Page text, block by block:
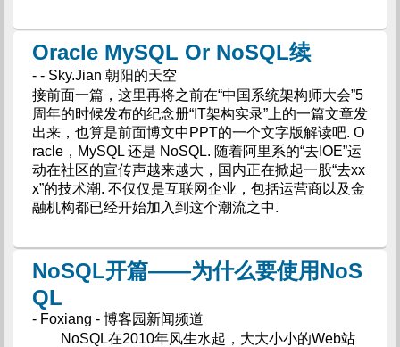
Oracle MySQL Or NoSQL续
- - Sky.Jian 朝阳的天空
接前面一篇，这里再将之前在“中国系统架构师大会”5
周年的时候发布的纪念册“IT架构实录”上的一篇文章发
出来，也算是前面博文中PPT的一个文字版解读吧. O
racle，MySQL 还是 NoSQL. 随着阿里系的“去IOE”运
动在社区的宣传声越来越大，国内正在掀起一股“去xx
x”的技术潮. 不仅仅是互联网企业，包括运营商以及金
融机构都已经开始加入到这个潮流之中.
NoSQL开篇——为什么要使用NoS
QL
- Foxiang - 博客园新闻频道
NoSQL在2010年风生水起，大大小小的Web站